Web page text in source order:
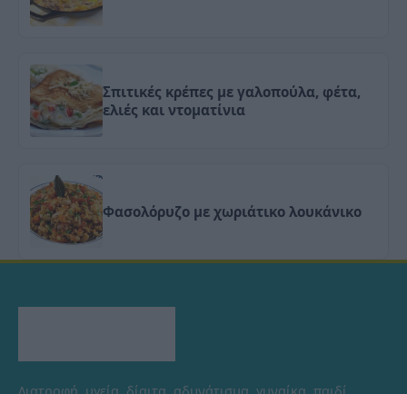
Σπιτικές κρέπες με γαλοπούλα, φέτα,
ελιές και ντοματίνια
Φασολόρυζο με χωριάτικο λουκάνικο